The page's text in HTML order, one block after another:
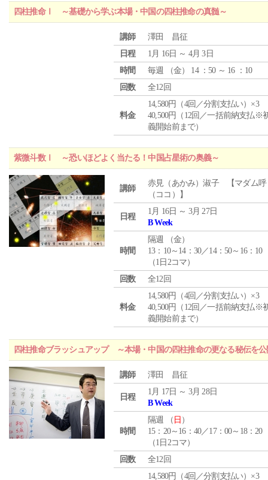
四柱推命Ⅰ ～基礎から学ぶ本場・中国の四柱推命の真髄～
講師
澤田 昌征
日程
1月 16日 ～ 4月 3日
時間
毎週 （金） 14 ：50 ～ 16 ：10
回数
全12回
料金
14,580円（4回／分割支払い）×3
40,500円（12回／一括前納支払※
義開始前まで）
紫微斗数Ⅰ ～恐いほどよく当たる！中国占星術の奥義～
講師
赤見（あかみ）淑子 【マダム呼
（ココ）】
日程
1月 16日 ～ 3月 27日
B Week
時間
隔週 （金）
13：10～14：30／14：50～16：10
（1日2コマ）
回数
全12回
料金
14,580円（4回／分割支払い）×3
40,500円（12回／一括前納支払※
義開始前まで）
四柱推命ブラッシュアップ ～本場・中国の四柱推命の更なる秘伝を
講師 澤田 昌征
日程
1月 17日 ～ 3月 28日
B Week
時間
隔週 （ 日 ）
15：20～16：40／17：00～18：20
（1日2コマ）
回数
全12回
14,580円（4回／分割支払い）×3